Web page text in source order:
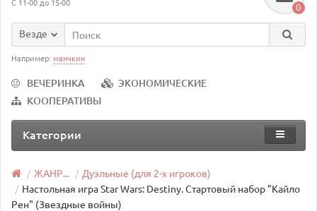
0
Везде
Например: манчкин
ВЕЧЕРИНКА
ЭКОНОМИЧЕСКИЕ
КООПЕРАТИВЫ
Категории
ЖАНР...
Дуэльные (для 2-х игроков)
Настольная игра Star Wars: Destiny. Стартовый набор "Кайло
Рен" (Звездные войны)